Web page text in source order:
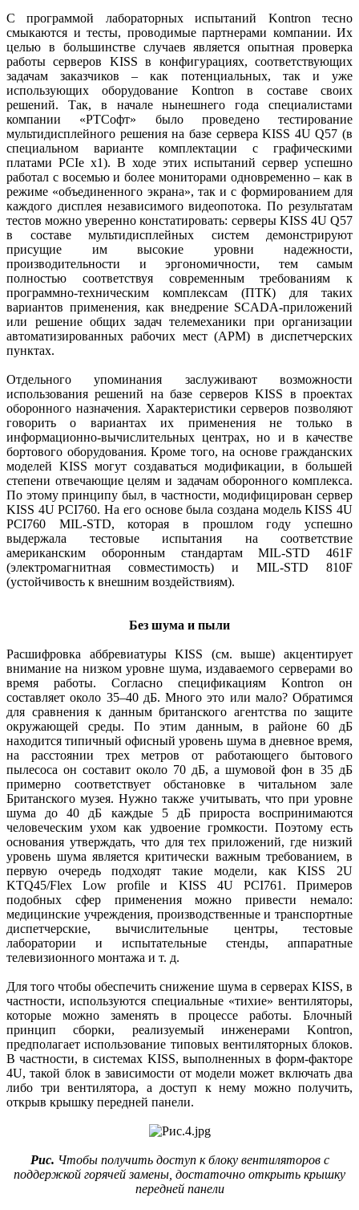
С программой лабораторных испытаний Kontron тесно
смыкаются и тесты, проводимые парт­нерами компании. Их
целью в большинстве случаев является опытная проверка
работы серверов KISS в конфигурациях, соответ­ствующих
задачам заказчиков – как потенциальных, так и уже
использующих оборудование Kontron в составе своих
решений. Так, в начале нынешнего года специалистами
компании «РТСофт» было проведено тестирование
мультидисплейного решения на базе сервера KISS 4U Q57 (в
специальном варианте комплектации с графическими
платами PCIe x1). В ходе этих испытаний сервер успешно
работал с восемью и более мониторами одновременно – как в
режиме «объединенного экрана», так и с формированием для
каждого дисплея независимого видеопотока. По результатам
тестов можно уверенно констатировать: серверы KISS 4U Q57
в составе мультидисплейных систем демонстрируют
присущие им высокие уровни на­дежности,
производительности и эргономичности, тем самым
полностью соответствуя современным требованиям к
программно-техническим комплексам (ПТК) для таких
вариантов применения, как внедрение SCADA-приложений
или решение общих задач телемеханики при организации
автоматизированных рабочих мест (АРМ) в диспетчерских
пунктах.
Отдельного упоминания заслуживают возможности
использования решений на базе серверов KISS в проектах
оборонного назначения. Характеристики серверов позволяют
говорить о вариантах их применения не только в
информационно-вычислительных центрах, но и в качестве
бортового оборудования. Кроме того, на основе гражданских
моделей KISS могут создаваться модификации, в большей
степени отвечающие целям и задачам оборонного комплекса.
По этому принципу был, в частности, модифицирован сервер
KISS 4U PCI760. На его основе была создана модель KISS 4U
PCI760 MIL-STD, которая в прошлом году успешно
выдержала тестовые испытания на соответствие
американским оборонным стандартам MIL-STD 461F
(электромагнитная совместимость) и MIL-STD 810F
(устойчивость к внешним воздействиям).
Без шума и пыли
Расшифровка аббревиатуры KISS (см. выше) акцентирует
внимание на низком уровне шума, издаваемого серверами во
время работы. Согласно спецификациям Kontron он
составляет около 35–40 дБ. Много это или мало? Обратимся
для сравнения к данным британского агентства по защите
окружающей среды. По этим данным, в районе 60 дБ
находится типичный офисный уровень шума в дневное время,
на расстоянии трех метров от работающего бытового
пылесоса он составит около 70 дБ, а шумовой фон в 35 дБ
примерно соответствует обстановке в читальном зале
Британского музея. Нужно также учитывать, что при уровне
шума до 40 дБ каждые 5 дБ прироста воспринимаются
человеческим ухом как удвоение громкости. Поэтому есть
основания утверждать, что для тех приложений, где низкий
уровень шума является критически важным требованием, в
первую очередь подходят такие модели, как KISS 2U
KTQ45/Flex Low profile и KISS 4U PCI761. Примеров
подобных сфер применения можно привести немало:
медицинские учреждения, производственные и транспортные
диспетчерские, вычислительные центры, тестовые
лаборатории и испытательные стенды, аппаратные
телевизионного монтажа и т. д.
Для того чтобы обеспечить снижение шума в серверах KISS, в
частности, используются специальные «тихие» вентиляторы,
которые можно заменять в процессе работы. Блочный
принцип сборки, реализуемый инженерами Kontron,
предполагает использование типовых вентиляторных блоков.
В частности, в системах KISS, выполненных в форм-факторе
4U, такой блок в зависимости от модели может включать два
либо три вентилятора, а доступ к нему можно получить,
открыв крышку передней панели.
Рис. Чтобы получить доступ к блоку вентиляторов с
поддержкой горячей замены, достаточно открыть крышку
передней панели